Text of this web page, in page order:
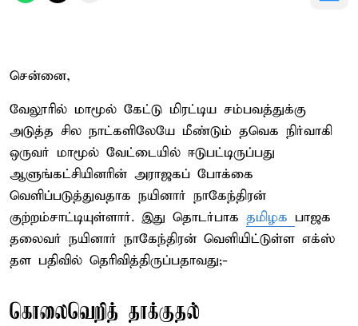
சென்னை,
வேலூரில் மாமூல் கேட்டு மிரட்டிய சம்பவத்துக்கு
அடுத்த சில நாட்களிலேயே மீண்டும் தவெக நிர்வாகி
ஒருவர் மாமூல் வேட்டையில் ஈடுபட்டிருப்பது
ஆளுங்கட்சியினரின் அராஜகப் போக்கை
வெளிப்படுத்துவதாக நயினார் நாகேந்திரன்
குற்றம்சாட்டியுள்ளார். இது தொடர்பாக தமிழக பாஜக
தலைவர் நயினார் நாகேந்திரன் வெளியிட்டுள்ள எக்ஸ்
தள பதிவில் தெரிவித்திருப்பதாவது;-
கொலைவெறித் தாக்குதல்